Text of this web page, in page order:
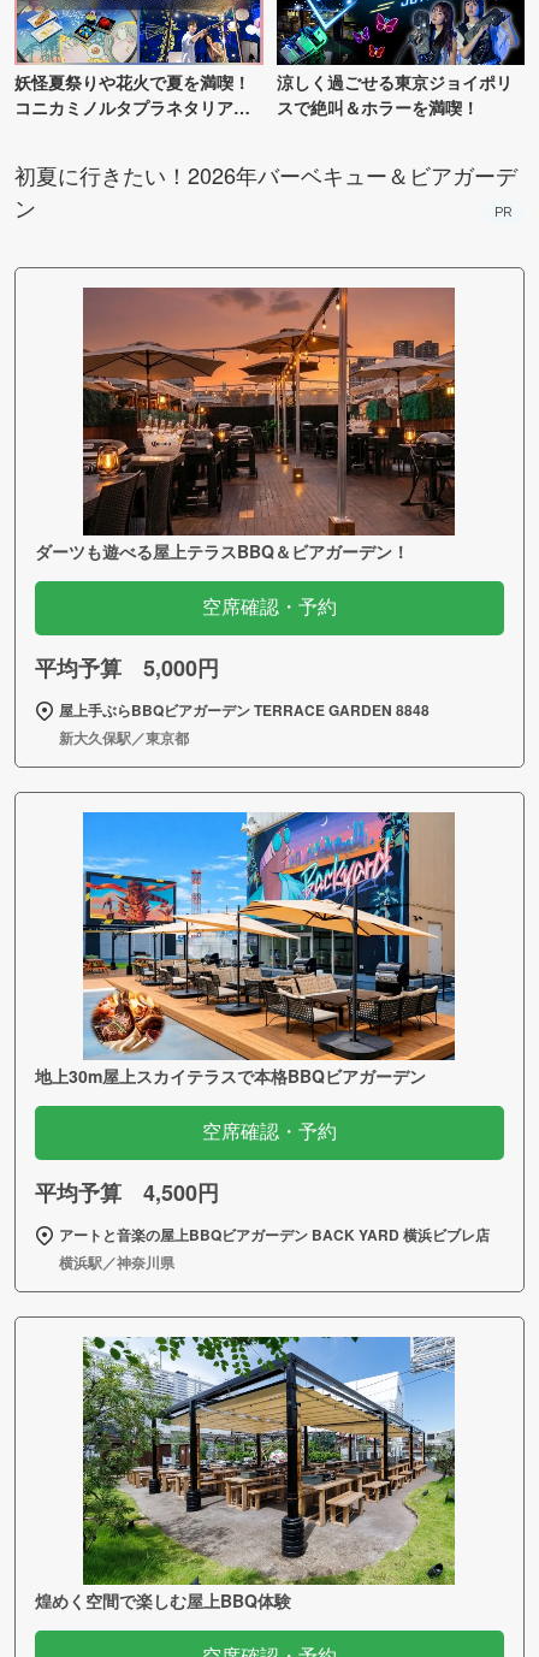
妖怪夏祭りや花火で夏を満喫！
コニカミノルタプラネタリア
涼しく過ごせる東京ジョイポリ
スで絶叫＆ホラーを満喫！
初夏に行きたい！2026年バーベキュー＆ビアガーデ
ン
PR
ダーツも遊べる屋上テラスBBQ＆ビアガーデン！
空席確認・予約
平均予算 5,000円
屋上手ぶらBBQビアガーデン TERRACE GARDEN 8848
新大久保駅／東京都
地上30m屋上スカイテラスで本格BBQビアガーデン
空席確認・予約
平均予算 4,500円
アートと音楽の屋上BBQビアガーデン BACK YARD 横浜ビブレ店
横浜駅／神奈川県
煌めく空間で楽しむ屋上BBQ体験